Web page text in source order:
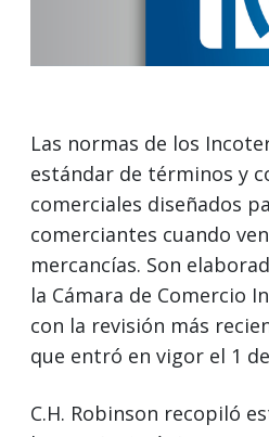
Las normas de los
estándar de términos y
comerciales diseñados
comerciantes cuando
mercancías. Son
la Cámara de Comercio
con la revisión más
que entró en vigor el 1
C.H. Robinson recopiló